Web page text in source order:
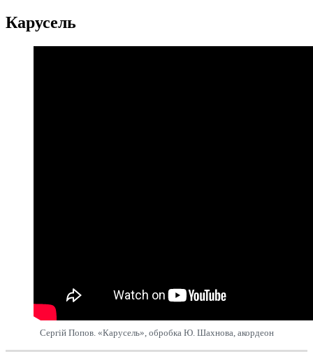
Карусель
Сергій Попов. «Карусель», обробка Ю. Шахнова, акордеон